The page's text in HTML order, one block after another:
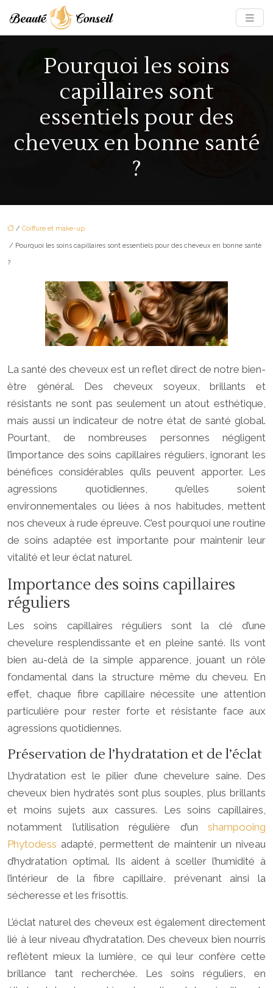
Pourquoi les soins
capillaires sont
essentiels pour des
cheveux en bonne santé
?
/ Coiffure et make-up
/ Pourquoi les soins capillaires sont essentiels pour des cheveux en bonne santé
?
La santé des cheveux est un reflet direct de notre bien-
être général. Des cheveux soyeux, brillants et
résistants ne sont pas seulement un atout esthétique,
mais aussi un indicateur de notre état de santé global.
Pourtant, de nombreuses personnes négligent
l’importance des soins capillaires réguliers, ignorant les
bénéfices considérables qu’ils peuvent apporter. Les
agressions quotidiennes, qu’elles soient
environnementales ou liées à nos habitudes, mettent
nos cheveux à rude épreuve. C’est pourquoi une routine
de soins adaptée est importante pour maintenir leur
vitalité et leur éclat naturel.
Importance des soins capillaires
réguliers
Les soins capillaires réguliers sont la clé d’une
chevelure resplendissante et en pleine santé. Ils vont
bien au-delà de la simple apparence, jouant un rôle
fondamental dans la structure même du cheveu. En
effet, chaque fibre capillaire nécessite une attention
particulière pour rester forte et résistante face aux
agressions quotidiennes.
Préservation de l’hydratation et de l’éclat
L’hydratation est le pilier d’une chevelure saine. Des
cheveux bien hydratés sont plus souples, plus brillants
et moins sujets aux cassures. Les soins capillaires,
notamment l’utilisation régulière d’un shampooing
Phytodess adapté, permettent de maintenir un niveau
d’hydratation optimal. Ils aident à sceller l’humidité à
l’intérieur de la fibre capillaire, prévenant ainsi la
sécheresse et les frisottis.
L’éclat naturel des cheveux est également directement
lié à leur niveau d’hydratation. Des cheveux bien nourris
reflètent mieux la lumière, ce qui leur confère cette
brillance tant recherchée. Les soins réguliers, en